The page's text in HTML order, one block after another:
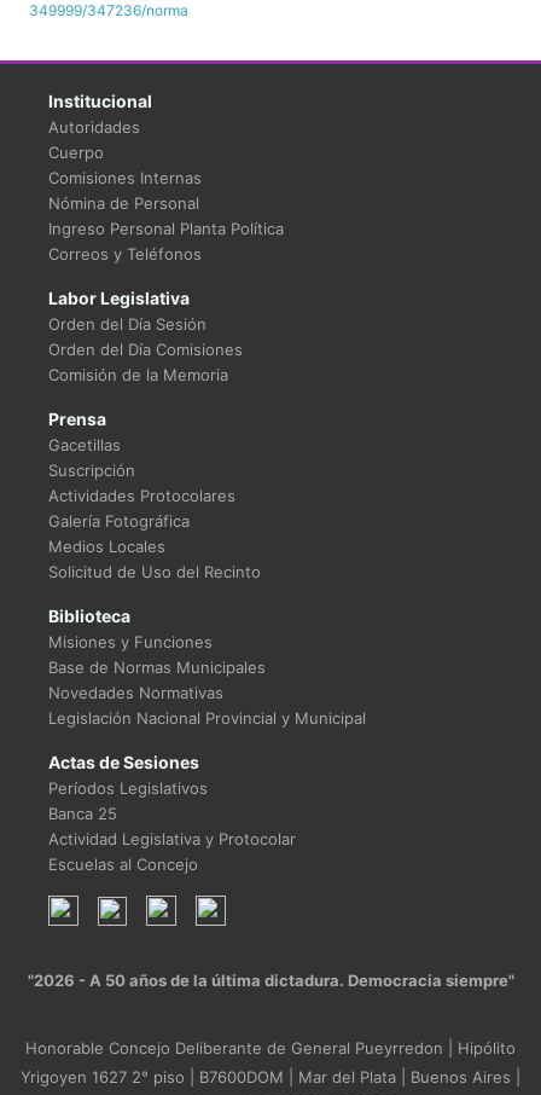
349999/347236/norma
Institucional
Autoridades
Cuerpo
Comisiones Internas
Nómina de Personal
Ingreso Personal Planta Política
Correos y Teléfonos
Labor Legislativa
Orden del Día Sesión
Orden del Día Comisiones
Comisión de la Memoria
Prensa
Gacetillas
Suscripción
Actividades Protocolares
Galería Fotográfica
Medios Locales
Solicitud de Uso del Recinto
Biblioteca
Misiones y Funciones
Base de Normas Municipales
Novedades Normativas
Legislación Nacional Provincial y Municipal
Actas de Sesiones
Períodos Legislativos
Banca 25
Actividad Legislativa y Protocolar
Escuelas al Concejo
"2026 - A 50 años de la última dictadura. Democracia siempre"
Honorable Concejo Deliberante de General Pueyrredon | Hipólito
Yrigoyen 1627 2° piso | B7600DOM | Mar del Plata | Buenos Aires |